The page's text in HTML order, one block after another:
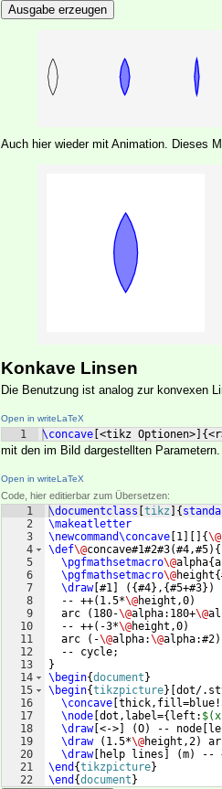
Ausgabe erzeugen
Auch hier wieder mit Animation. Dieses
Konkave Linsen
Die Benutzung ist analog zur konvexen
Open in writeLaTeX
1 \concave <tikz Optionen> {
mit den im Bild dargestellten Parametern.
Open in writeLaTeX
Code, hier editierbar zum Übersetzen:
1
2
3
4
5
6
7
8
9
10
11
12
13
14
15
16
17
18
19
20
21
22
\documentclass tikz {
\makeatletter
\newcommand\concave 1 {\@
\def\@concave#1#2#3(#4,#5) {
\pgfmathsetmacro\@alpha{
\pgfmathsetmacro\@height{
\draw[ #1 ({#4} , {#5+#3})
  -- ++
( 1.5*\@height,0)
  arc
( 180-\@alpha:180+\@
  -- ++
( -3*\@height,0)
  arc
( -\@alpha:\@alpha:#2)
  -- cycle;
}
\begin{document }
\begin{tikzpicture} dot/
\concave
\node dot,label={ left:
\draw[ <-> (O) -- node
\draw
( 1.5*\@height,2)
\draw[ help lines (m) --
\end {tikzpicture}
\end {document }